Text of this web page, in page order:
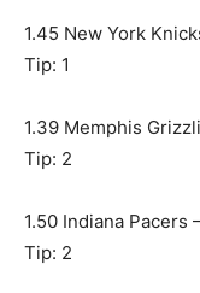
1.45 New York
Tip: 1
1.39 Memphis
Tip: 2
1.50 Indiana Pacers
Tip: 2